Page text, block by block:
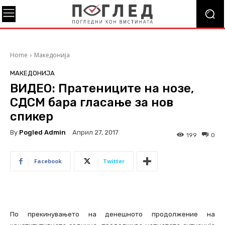
Home Македонија
МАКЕДОНИЈА
ВИДЕО: Пратениците на нозе,
СДСМ бара гласање за нов
спикер
By Pogled Admin Април 27, 2017 0
199
Facebook Twitter
По прекинувањето на денешното продолжение на